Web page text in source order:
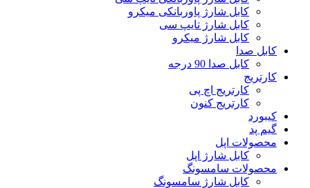
کابل شارژ پاوربانکی میکرو
کابل شارژ تایپ سی
کابل شارژ میکرو
کابل صدا
کابل صدا 90 درجه
کارتریج
کارتریج اچ پی
کارتریج کنون
کیبورد
گیم پد
محصولات اپل
کابل شارژ اپل
محصولات سامسونگ
کابل شارژ سامسونگ